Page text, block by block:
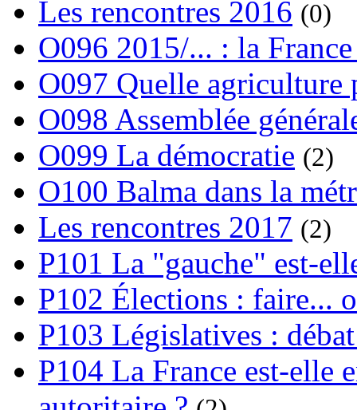
Les rencontres 2016 (0)
O096 2015/... : la
O097 Quelle agriculture
O098 Assemblée
O099 La démocratie (2)
O100 Balma dans la
Les rencontres 2017 (2)
P101 La "gauche" est-
P102 Élections : faire...
P103 Législatives :
P104 La France est-elle